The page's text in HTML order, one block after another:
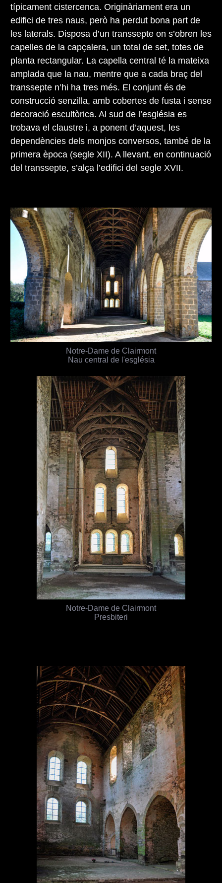
típicament cistercenca. Originàriament era un
edifici de tres naus, però ha perdut bona part de
les laterals. Disposa d’un transsepte on s’obren les
capelles de la capçalera, un total de set, totes de
planta rectangular. La capella central té la mateixa
amplada que la nau, mentre que a cada braç del
transsepte n’hi ha tres més. El conjunt és de
construcció senzilla, amb cobertes de fusta i sense
decoració escultòrica. Al sud de l’església es
trobava el claustre i, a ponent d’aquest, les
dependències dels monjos conversos, també de la
primera època (segle XII). A llevant, en continuació
del transsepte, s’alça l’edifici del segle XVII.
Notre-Dame de Clairmont
Nau central de l'església
Notre-Dame de Clairmont
Presbiteri